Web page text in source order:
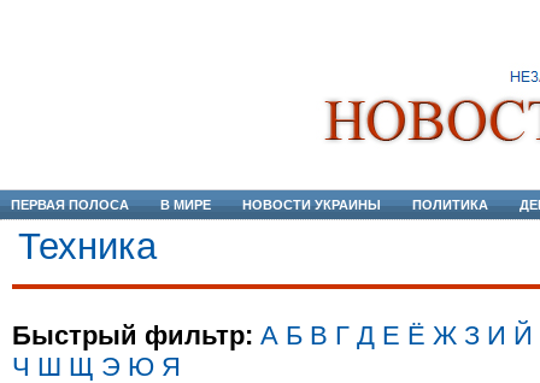
ПЕРВАЯ ПОЛОСА В МИРЕ НОВОСТИ УКРАИНЫ ПОЛИТИКА
Техника
Быстрый фильтр: А Б В Г Д Е Ё Ж З И Й
Ч Ш Щ Э Ю Я